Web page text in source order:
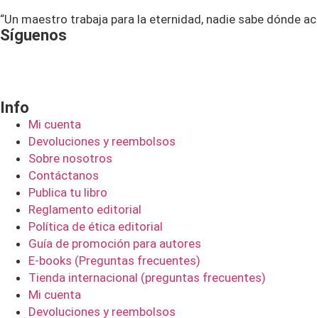
“Un maestro trabaja para la eternidad, nadie sabe dónde
Síguenos
Info
Mi cuenta
Devoluciones y reembolsos
Sobre nosotros
Contáctanos
Publica tu libro
Reglamento editorial
Política de ética editorial
Guía de promoción para autores
E-books (Preguntas frecuentes)
Tienda internacional (preguntas frecuentes)
Mi cuenta
Devoluciones y reembolsos